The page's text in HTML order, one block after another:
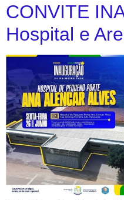
CONVITE
Hospital e